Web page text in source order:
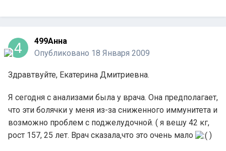
499Анна
Опубликовано 18 Января 2009
Здравтвуйте, Екатерина Дмитриевна.
Я сегодня с анализами была у врача. Она предполагает,
что эти болячки у меня из-за сниженного иммунитета и
возможно проблем с поджелудочной. ( я вешу 42 кг,
рост 157, 25 лет. Врач сказала,что это очень мало
)